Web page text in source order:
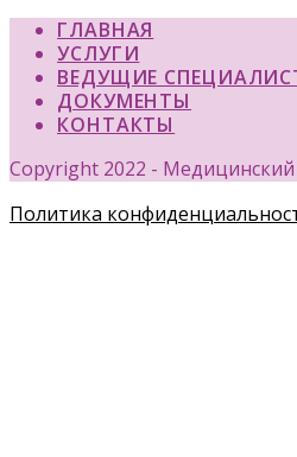
ГЛАВНАЯ
УСЛУГИ
ВЕДУЩИЕ
ДОКУМЕНТЫ
КОНТАКТЫ
Copyright 2022 -
Политика